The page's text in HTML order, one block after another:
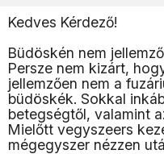
Kedves Kérdező!
Büdöskén nem
Persze nem kizárt,
jellemzően nem a
büdöskék. Sokkal
betegségtől, valamint
Mielőtt vegyszeers
mégegyszer nézzen